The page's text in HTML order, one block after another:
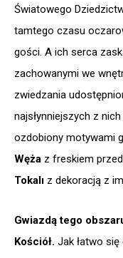
Światowego
tamtego czasu
gości. A ich serca
zachowanymi we
zwiedzania
najsłynniejszych z
ozdobiony motywami
Węża z freskiem
Tokalı z dekoracją z
Gwiazdą tego
Kościół. Jak łatwo